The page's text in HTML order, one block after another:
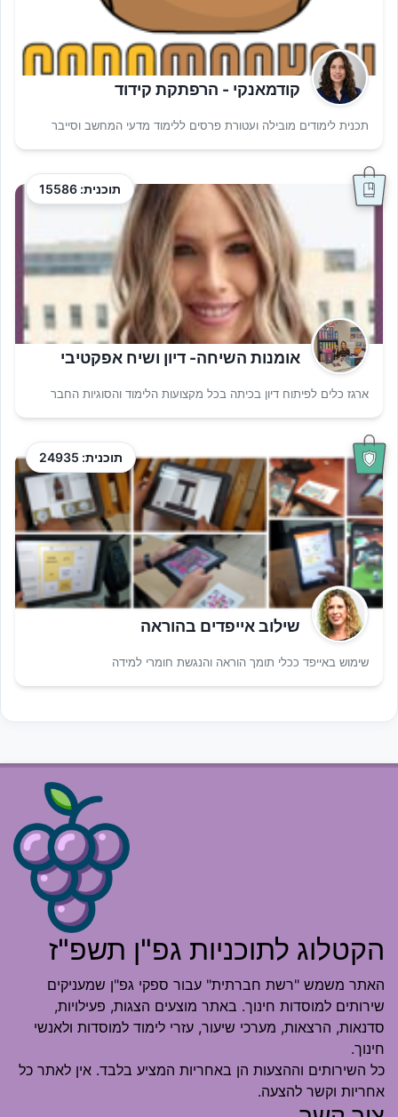
קודמאנקי - הרפתקת קידוד
תכנית לימודים מובילה ועטורת פרסים ללימוד מדעי המחשב וסייבר
תוכנית: 15586
אומנות השיחה- דיון ושיח אפקטיבי
ארגז כלים לפיתוח דיון בכיתה בכל מקצועות הלימוד והסוגיות החבר
תוכנית: 24935
שילוב אייפדים בהוראה
שימוש באייפד ככלי תומך הוראה והנגשת חומרי למידה
הקטלוג לתוכניות גפ"ן תשפ"ז
האתר משמש "רשת חברתית" עבור ספקי גפ"ן שמעניקים
שירותים למוסדות חינוך. באתר מוצעים הצגות, פעילויות,
סדנאות, הרצאות, מערכי שיעור, עזרי לימוד למוסדות ולאנשי
חינוך.
כל השירותים וההצעות הן באחריות המציע בלבד. אין לאתר כל
אחריות וקשר להצעה.